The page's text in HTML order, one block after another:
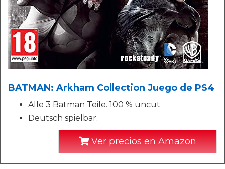
BATMAN: Arkham Collection Juego de PS4
Alle 3 Batman Teile. 100 % uncut
Deutsch spielbar.
Ver precios en Amazon